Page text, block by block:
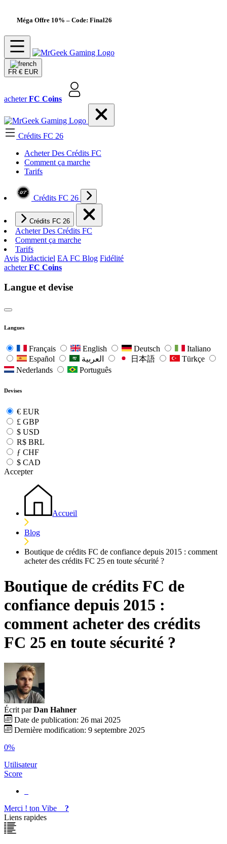
Méga Offre 10% – Code: Final26
FR € EUR
acheterFC Coins
Crédits FC 26
Acheter Des Crédits FC
Comment ça marche
Tarifs
Crédits FC 26
Crédits FC 26
Acheter Des Crédits FC
Comment ça marche
Tarifs
Avis Didacticiel EA FC Blog Fidélité
acheterFC Coins
Langue et devise
Langues
Français English Deutsch
Italiano
Español
日本語
Türkçe
Nederlands
Português
Devises
€ EUR
£ GBP
$ USD
R$ BRL
ƒ CHF
$ CAD
Accepter
Accueil
Blog
Boutique de crédits FC de confiance depuis 2015 : comment
acheter des crédits FC 25 en toute sécurité ?
Boutique de crédits FC de
confiance depuis 2015 :
comment acheter des crédits
FC 25 en toute sécurité ?
Écrit par Dan Hahner
Date de publication: 26 mai 2025
Dernière modification: 9 septembre 2025
0%
Utilisateur
Score
Merci ! ton Vibe
?
Liens rapides